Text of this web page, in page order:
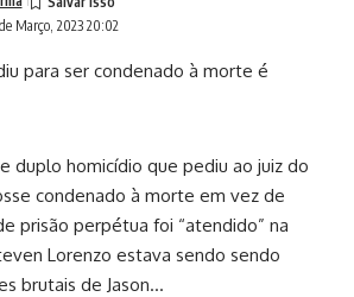
Março, 2023 20:02
duplo homicídio que pediu ao juiz do
condenado à morte em vez de
prisão perpétua foi “atendido” na
Lorenzo estava sendo sendo
brutais de Jason…